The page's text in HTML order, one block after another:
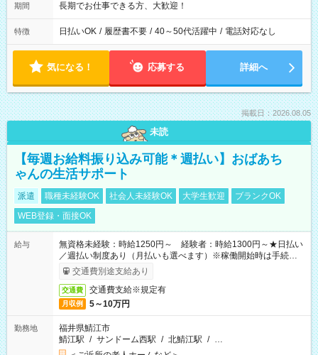
期間 長期でお仕事できる方、大歓迎！
特徴 日払いOK / 履歴書不要 / 40～50代活躍中 / 電話対応なし
気になる！ 応募する 詳細へ
掲載日：2026.08.05
未読
【毎週お給料振り込み可能＊週払い】おばあち
ゃんの生活サポート
派遣 職種未経験OK 社会人未経験OK 大学生歓迎
ブランクOK
WEB登録・面接OK
給与
無資格未経験：時給1250円～ 経験者：時給1300円～★日払い
／週払い制度あり（月払いも選べます）※稼働開始時は手続き完
了次第のお支払いとなります。
交通費別途支給あり
交通費 交通費支給※規定有
月収例 5～10万円
勤務地
福井県鯖江市
鯖江駅 / サンドーム西駅 / 北鯖江駅 / …